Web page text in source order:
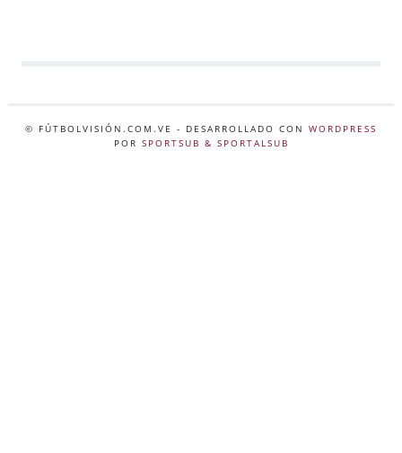
© FÚTBOLVISIÓN.COM.VE - DESARROLLADO CON WORDPRESS
POR SPORTSUB & SPORTALSUB